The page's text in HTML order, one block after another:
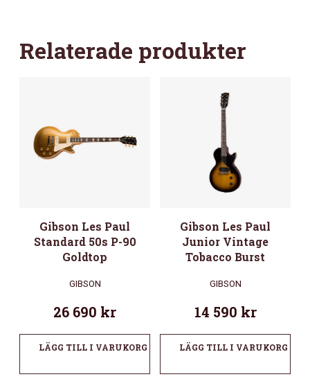
Relaterade produkter
Gibson Les Paul
Standard 50s P-90
Goldtop
GIBSON
26 690 kr
LÄGG TILL I VARUKORG
Gibson Les Paul
Junior Vintage
Tobacco Burst
GIBSON
14 590 kr
LÄGG TILL I VARUKORG